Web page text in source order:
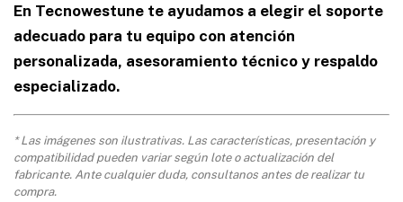
En Tecnowestune te ayudamos a elegir el soporte
adecuado para tu equipo con atención
personalizada, asesoramiento técnico y respaldo
especializado.
* Las imágenes son ilustrativas. Las características, presentación y
compatibilidad pueden variar según lote o actualización del
fabricante. Ante cualquier duda, consultanos antes de realizar tu
compra.